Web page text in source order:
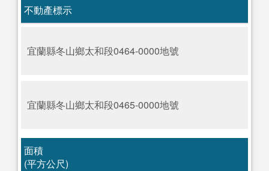
不動產標示
宜蘭縣冬山鄉太和段0464-0000地號
宜蘭縣冬山鄉太和段0465-0000地號
面積
(平方公尺)